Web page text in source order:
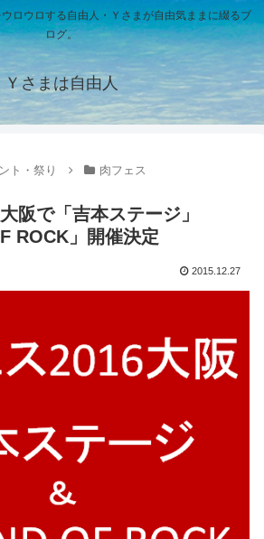
ロウロする自由人・Ｙさまが自由気ままに綴るブ
ログ。
Ｙさまは自由人
ト・祭り 肉フェス
阪で「吉本ステージ」
ROCK」開催決定
2015.12.27